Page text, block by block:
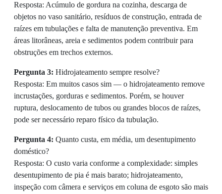
Resposta: Acúmulo de gordura na cozinha, descarga de
objetos no vaso sanitário, resíduos de construção, entrada de
raízes em tubulações e falta de manutenção preventiva. Em
áreas litorâneas, areia e sedimentos podem contribuir para
obstruções em trechos externos.
Pergunta 3: Hidrojateamento sempre resolve?
Resposta: Em muitos casos sim — o hidrojateamento remove
incrustações, gorduras e sedimentos. Porém, se houver
ruptura, deslocamento de tubos ou grandes blocos de raízes,
pode ser necessário reparo físico da tubulação.
Pergunta 4: Quanto custa, em média, um desentupimento
doméstico?
Resposta: O custo varia conforme a complexidade: simples
desentupimento de pia é mais barato; hidrojateamento,
inspeção com câmera e serviços em coluna de esgoto são mais